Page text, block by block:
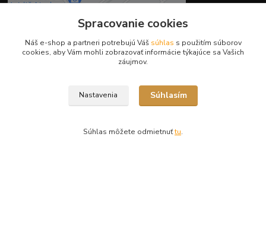
Kontakty
+421 944 394 715
Spracovanie cookies
Náš e-shop a partneri potrebujú Váš súhlas s použitím súborov
cookies, aby Vám mohli zobrazovať informácie týkajúce sa Vašich
záujmov.
Nastavenia Súhlasím
Súhlas môžete odmietnuťtu.